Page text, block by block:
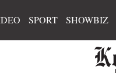
SPORT SHOWBIZ